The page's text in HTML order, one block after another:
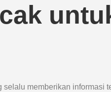
memberikan informasi